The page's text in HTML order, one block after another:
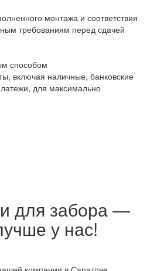
монтажа и соответствия
требованиям перед сдачей
способом
включая наличные, банковские
для максимально
для забора —
у нас!